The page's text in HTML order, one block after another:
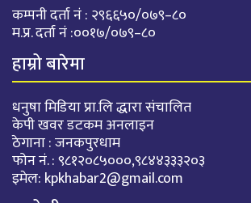
कम्पनी दर्ता नं : २९६६५०/०७९–८०
म.प्र. दर्ता नं :००१७/०७९–८०
हाम्रो बारेमा
धनुषा मिडिया प्रा.लि द्धारा संचालित
केपी खवर डटकम अनलाइन
ठेगाना : जनकपुरधाम
फोन नं. : ९८१२०८५०००,९८४४३३३२०३
इमेल: kpkhabar2@gmail.com